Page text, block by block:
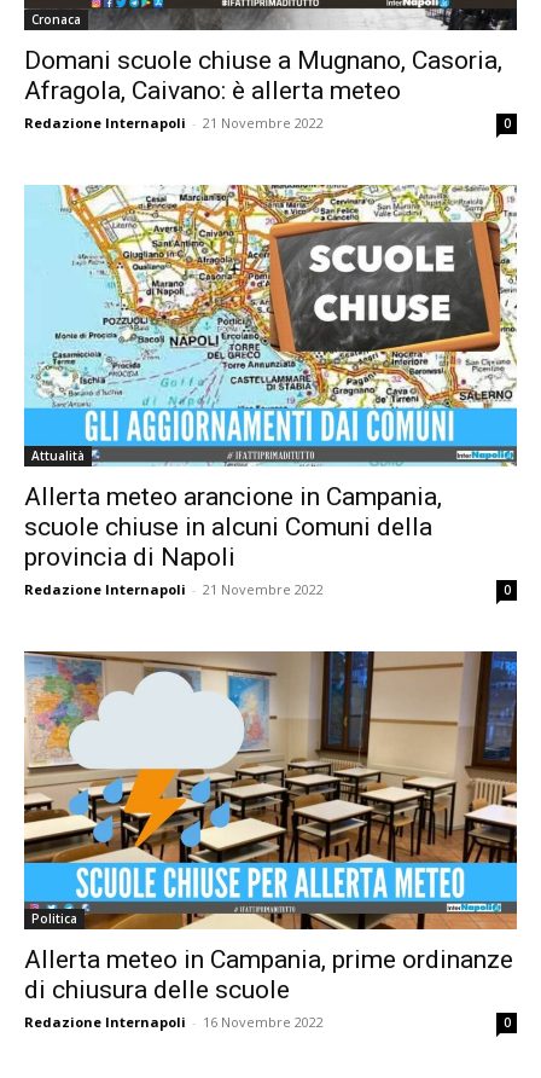
Cronaca
Domani scuole chiuse a Mugnano, Casoria,
Afragola, Caivano: è allerta meteo
Redazione Internapoli - 21 Novembre 2022 0
Attualità
Allerta meteo arancione in Campania,
scuole chiuse in alcuni Comuni della
provincia di Napoli
Redazione Internapoli - 21 Novembre 2022 0
Politica
Allerta meteo in Campania, prime ordinanze
di chiusura delle scuole
Redazione Internapoli - 16 Novembre 2022 0